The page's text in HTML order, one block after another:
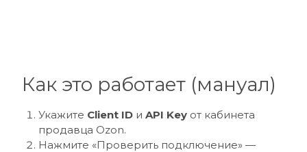
Как это работает (мануал)
Укажите Client ID и API Key от кабинета
продавца Ozon.
Нажмите «Проверить подключение» —